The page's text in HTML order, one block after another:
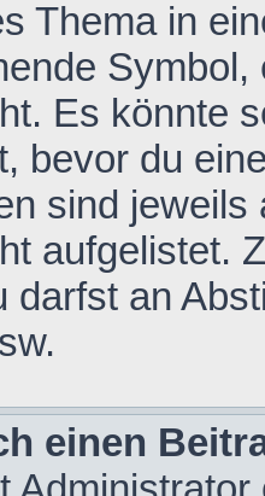
Thema in
Es könnte
bevor du
sind
aufgelistet.
darfst an
einen